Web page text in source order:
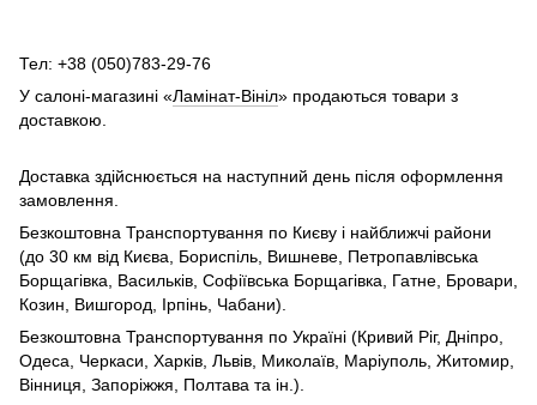
Тел: +38 (050)783-29-76
У салоні-магазині «Ламінат-Вініл» продаються товари з
доставкою.
Доставка здійснюється на наступний день після оформлення
замовлення.
Безкоштовна Транспортування по Києву і найближчі райони
(до 30 км від Києва, Бориспіль, Вишневе, Петропавлівська
Борщагівка, Васильків, Софіївська Борщагівка, Гатне, Бровари,
Козин, Вишгород, Ірпінь, Чабани).
Безкоштовна Транспортування по Україні (Кривий Ріг, Дніпро,
Одеса, Черкаси, Харків, Львів, Миколаїв, Маріуполь, Житомир,
Вінниця, Запоріжжя, Полтава та ін.).